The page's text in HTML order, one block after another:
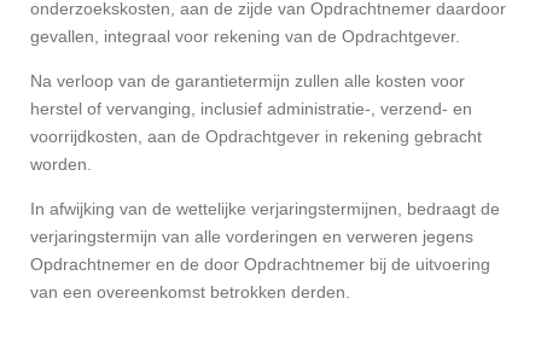
onderzoekskosten, aan de zijde van Opdrachtnemer daardoor
gevallen, integraal voor rekening van de Opdrachtgever.
Na verloop van de garantietermijn zullen alle kosten voor
herstel of vervanging, inclusief administratie-, verzend- en
voorrijdkosten, aan de Opdrachtgever in rekening gebracht
worden.
In afwijking van de wettelijke verjaringstermijnen, bedraagt de
verjaringstermijn van alle vorderingen en verweren jegens
Opdrachtnemer en de door Opdrachtnemer bij de uitvoering
van een overeenkomst betrokken derden.